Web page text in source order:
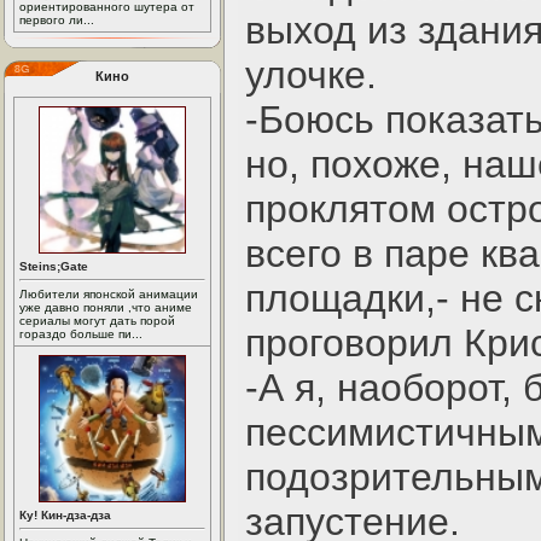
ориентированного шутера от
первого ли...
Кино
Steins;Gate
Любители японской анимации
уже давно поняли ,что аниме
сериалы могут дать порой
гораздо больше пи...
Ку! Кин-дза-дза
выход из
улочке.
-Боюсь
но, похоже,
проклятом
всего в паре
площадки,- не
проговорил
-А я, наоборот,
запустение.